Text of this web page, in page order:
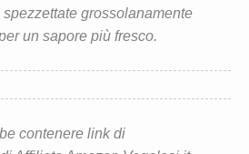
grossolanamente
un sapore più fresco.
contenere link di